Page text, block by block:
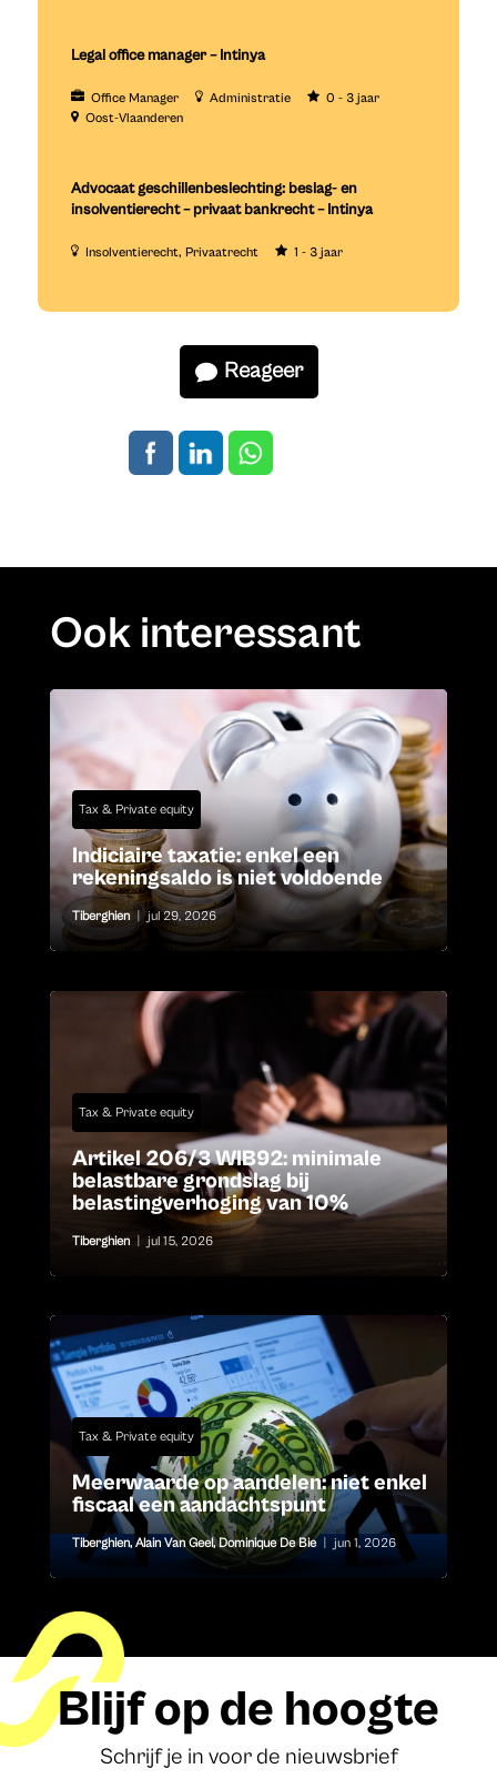
Legal office manager – Intinya
Office Manager Administratie
0 - 3 jaar
Oost-Vlaanderen
Advocaat geschillenbeslechting: beslag- en
insolventierecht – privaat bankrecht – Intinya
Insolventierecht Privaatrecht 1 - 3 jaar
Reageer
Ook interessant
Tax & Private equity
Indiciaire taxatie: enkel een
rekeningsaldo is niet voldoende
Tiberghien jul 29, 2026
Tax & Private equity
Artikel 206/3 WIB92: minimale
belastbare grondslag bij
belastingverhoging van 10%
Tiberghien jul 15, 2026
Tax & Private equity
Meerwaarde op aandelen: niet enkel
fiscaal een aandachtspunt
Tiberghien, Alain Van Geel,Dominique De Bie jun 1, 2026
Blijf op de hoogte
Schrijf je in voor de nieuwsbrief